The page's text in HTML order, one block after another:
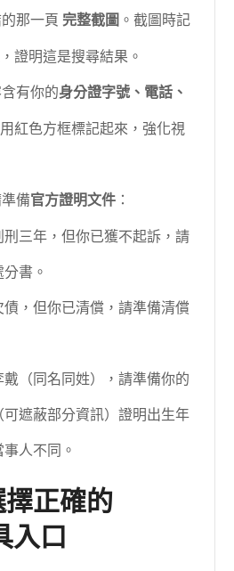
那一頁 完整截圖 。截圖時記
證明這是搜尋結果。
有你的身分證字號、電話、
用紅色方框標記起來，強化視
備官方證明文件：
三年，但你已獲不起訴，請
書。
，但你已清償，請準備清償
（同名同姓），請準備你的
遮蔽部分資訊）證明出生年
人不同。
正確的
入口